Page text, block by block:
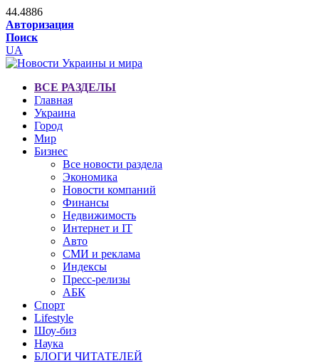
44.4886
Авторизация
Поиск
UA
ВСЕ РАЗДЕЛЫ
Главная
Украина
Город
Мир
Бизнес
Все новости раздела
Экономика
Новости компаний
Финансы
Недвижимость
Интернет и IT
Авто
СМИ и реклама
Индексы
Пресс-релизы
АБК
Спорт
Lifestyle
Шоу-биз
Наука
БЛОГИ ЧИТАТЕЛЕЙ